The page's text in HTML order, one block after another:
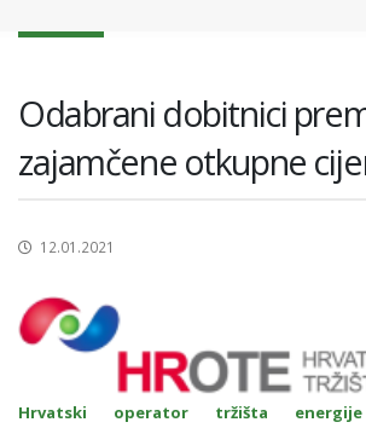
Odabrani dobitnici
zajamčene otkupne
12.01.2021
Hrvatski operator tržišta energije